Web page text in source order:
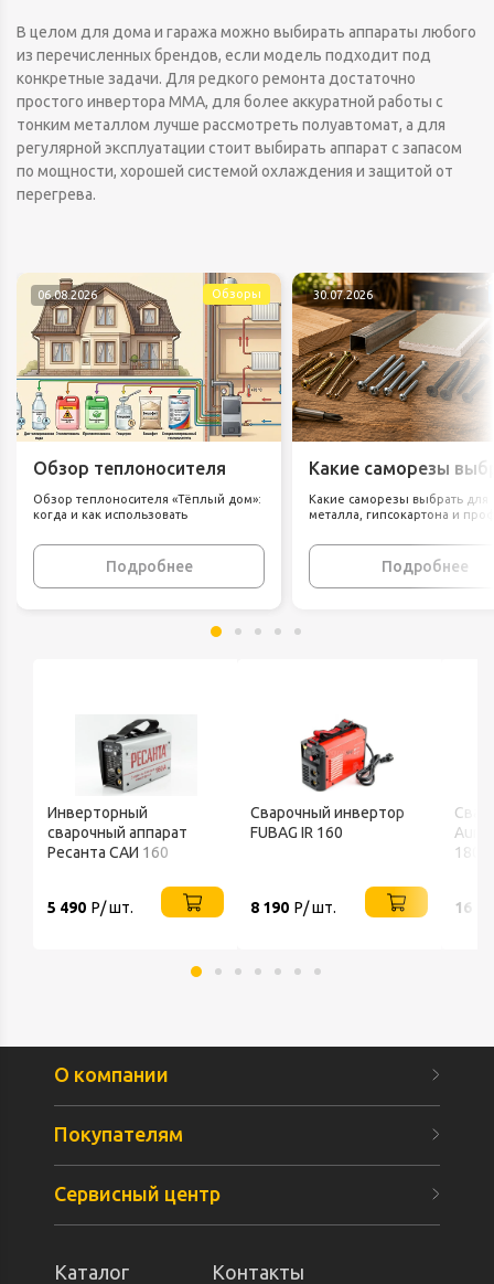
В целом для дома и гаража можно выбирать аппараты любого
из перечисленных брендов, если модель подходит под
конкретные задачи. Для редкого ремонта достаточно
простого инвертора MMA, для более аккуратной работы с
тонким металлом лучше рассмотреть полуавтомат, а для
регулярной эксплуатации стоит выбирать аппарат с запасом
по мощности, хорошей системой охлаждения и защитой от
перегрева.
Обзоры
06.08.2026
Обзор теплоносителя
«Тёплый дом»: когда и
как использовать
Обзор теплоносителя «Тёплый дом»:
когда и как использовать
Подробнее
30.07.2026
Какие саморезы
для дерева,
гипсокартона и
Какие саморезы выбрать для
металла, гипсокартона и
Подробнее
Инверторный
сварочный аппарат
Ресанта САИ 160
5 490 Р/ шт.
Сварочный инвертор
FUBAG IR 160
8 190 Р/ шт.
180
16
О компании
Покупателям
Сервисный центр
Каталог
Контакты